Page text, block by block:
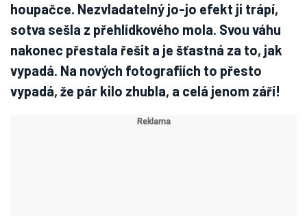
houpačce. Nezvladatelný jo-jo efekt ji trápí,
sotva sešla z přehlídkového mola. Svou váhu
nakonec přestala řešit a je šťastná za to, jak
vypadá. Na nových fotografiích to přesto
vypadá, že pár kilo zhubla, a celá jenom září!